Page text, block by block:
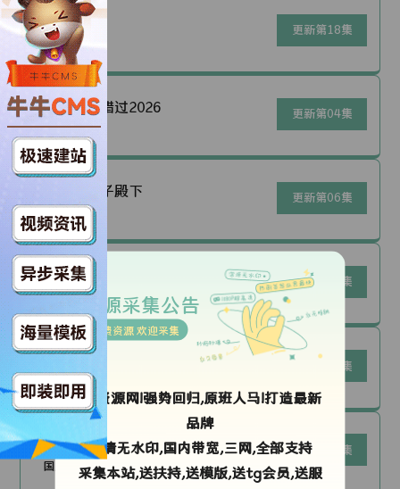
替名情臻
泰剧|泰国
更新第18集
爱来了别错过2026
泰剧|泰国
更新第04集
仆人的王子殿下
日剧|日本
更新第06集
马背上的银行
国产剧|中国大陆
更新第08集
财阀X刑警 第二季
韩剧|韩国
更新第01集
我的鸵鸟先生
国产剧|中国大陆
更新第06集
资源采集公告
免费资源 欢迎采集
ok资源网!强势回归,原班人马!打造最新
品牌
高清无水印,国内带宽,三网,全部支持
采集本站,送扶持,送模版,送tg会员,送服